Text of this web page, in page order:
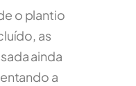
o plantio
as
ainda
a